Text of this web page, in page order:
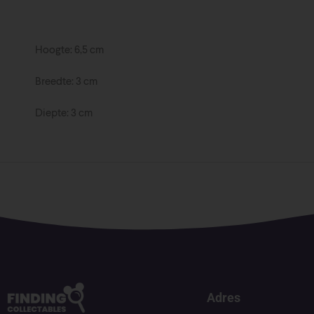
Hoogte: 6,5 cm
Breedte: 3 cm
Diepte: 3 cm
Adres